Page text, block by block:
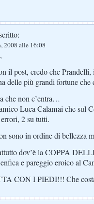
2008 alle 16:08
il post, credo che
delle più grandi fortune
che non c’entra…
Luca Calamai che sul
2 su tutti.
sono in ordine di bellezza
dov’è la COPPA
e pareggio eroico al
CON I PIEDI!!! Che